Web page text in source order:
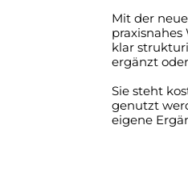
Mit der
klar
ergänzt
Sie steht
genutzt
eigene